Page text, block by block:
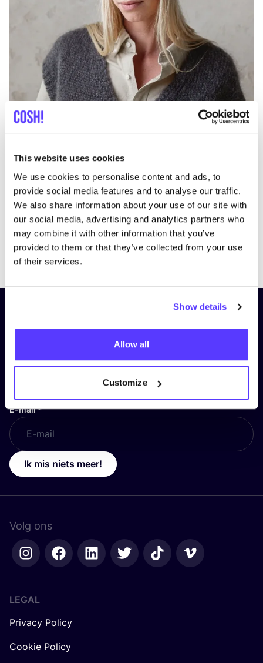
This website uses cookies
We use cookies to personalise content and ads, to
provide social media features and to analyse our traffic.
We also share information about your use of our site with
our social media, advertising and analytics partners who
may combine it with other information that you’ve
provided to them or that they’ve collected from your use
of their services.
Show details
Allow all
Customize
PreviousNext
Schrijf je in op onze nieuwsbrief
en blijf op de hoogte!
Voornaam*
E-mail*
Ik mis niets meer!
Volg ons
LEGAL
Privacy Policy
Cookie Policy